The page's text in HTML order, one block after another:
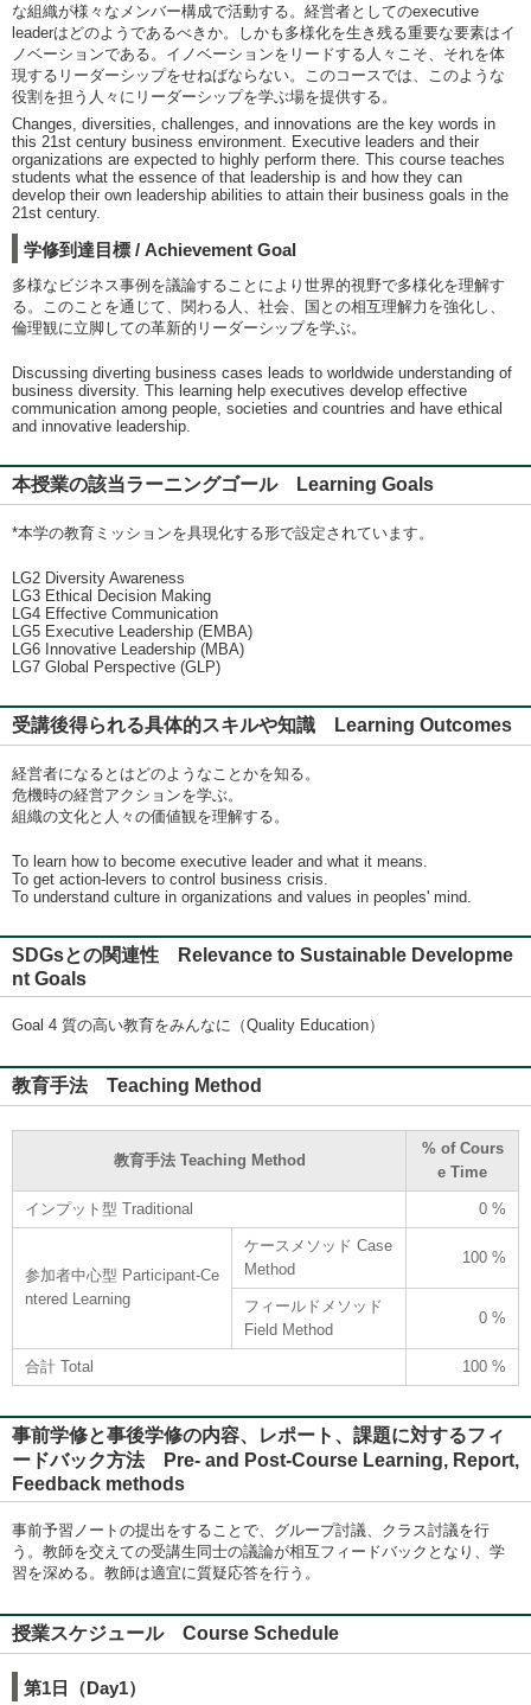
な組織が様々なメンバー構成で活動する。経営者としてのexecutive
leaderはどのようであるべきか。しかも多様化を生き残る重要な要素はイ
ノベーションである。イノベーションをリードする人々こそ、それを体
現するリーダーシップをせねばならない。このコースでは、このような
役割を担う人々にリーダーシップを学ぶ場を提供する。
Changes, diversities, challenges, and innovations are the key words in
this 21st century business environment. Executive leaders and their
organizations are expected to highly perform there. This course teaches
students what the essence of that leadership is and how they can
develop their own leadership abilities to attain their business goals in the
21st century.
学修到達目標 / Achievement Goal
多様なビジネス事例を議論することにより世界的視野で多様化を理解す
る。このことを通じて、関わる人、社会、国との相互理解力を強化し、
倫理観に立脚しての革新的リーダーシップを学ぶ。
Discussing diverting business cases leads to worldwide understanding of
business diversity. This learning help executives develop effective
communication among people, societies and countries and have ethical
and innovative leadership.
本授業の該当ラーニングゴール Learning Goals
*本学の教育ミッションを具現化する形で設定されています。
LG2 Diversity Awareness
LG3 Ethical Decision Making
LG4 Effective Communication
LG5 Executive Leadership (EMBA)
LG6 Innovative Leadership (MBA)
LG7 Global Perspective (GLP)
受講後得られる具体的スキルや知識 Learning Outcomes
経営者になるとはどのようなことかを知る。
危機時の経営アクションを学ぶ。
組織の文化と人々の価値観を理解する。
To learn how to become executive leader and what it means.
To get action-levers to control business crisis.
To understand culture in organizations and values in peoples' mind.
SDGsとの関連性 Relevance to Sustainable Developme
nt Goals
Goal 4 質の高い教育をみんなに（Quality Education）
教育手法 Teaching Method
教育手法 Teaching Method
% of Cours
e Time
インプット型 Traditional 0 %
参加者中心型 Participant-Ce
ntered Learning
ケースメソッド Case
Method
100 %
フィールドメソッド
Field Method
0 %
合計 Total 100 %
事前学修と事後学修の内容、レポート、課題に対するフィ
ードバック方法 Pre- and Post-Course Learning, Report,
Feedback methods
事前予習ノートの提出をすることで、グループ討議、クラス討議を行
う。教師を交えての受講生同士の議論が相互フィードバックとなり、学
習を深める。教師は適宜に質疑応答を行う。
授業スケジュール Course Schedule
第1日（Day1）